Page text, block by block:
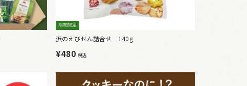
期間限定
浜のえびせん詰合せ 140g
¥480税込